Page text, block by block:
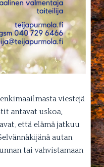
viestejä
antavat uskoa,
että elämä jatkuu
autan
tai vahvistamaan